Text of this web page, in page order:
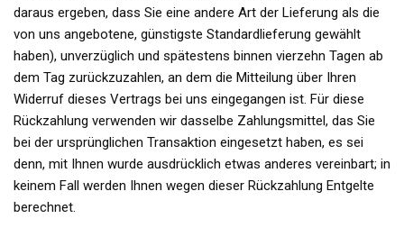
daraus ergeben, dass Sie eine andere Art der Lieferung als die
von uns angebotene, günstigste Standardlieferung gewählt
haben), unverzüglich und spätestens binnen vierzehn Tagen ab
dem Tag zurückzuzahlen, an dem die Mitteilung über Ihren
Widerruf dieses Vertrags bei uns eingegangen ist. Für diese
Rückzahlung verwenden wir dasselbe Zahlungsmittel, das Sie
bei der ursprünglichen Transaktion eingesetzt haben, es sei
denn, mit Ihnen wurde ausdrücklich etwas anderes vereinbart; in
keinem Fall werden Ihnen wegen dieser Rückzahlung Entgelte
berechnet.